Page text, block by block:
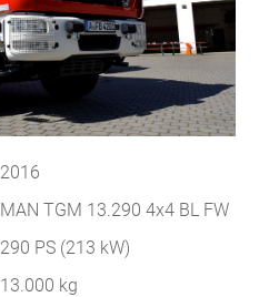
2016
MAN TGM 13.290 4x4 BL FW
290 PS (213 kW)
13.000 kg